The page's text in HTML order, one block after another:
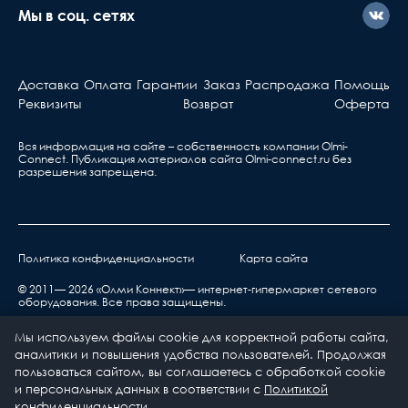
Берете ваш гарантийный
обращаетесь в
нарушения правил транспортировки,
хранения, эксплуатации или неправильной
установкой;
воздействия окружающей среды (дождь, снег,
град, гроза и т.п.), наступления форс-
мажорных обстоятельств (пожар, наводнение,
землетрясение и др.) или влияния случайных
Мы в соц. сетях
Доставка Оплата Гарантии Заказ Распродажа Помощь
Реквизиты
Возврат Оферта
Вся информация на сайте – собственность компании Olmi-
Сonnect. Публикация материалов сайта Olmi-connect.ru без
разрешения запрещена.
Политика конфиденциальности Карта сайта
© 2011— 2026 «Олми Коннект»— интернет-гипермаркет сетевого
оборудования. Все права защищены.
Мы используем файлы cookie для корректной работы сайта,
аналитики и повышения удобства пользователей. Продолжая
пользоваться сайтом, вы соглашаетесь с обработкой cookie
и персональных данных в соответствии с Политикой